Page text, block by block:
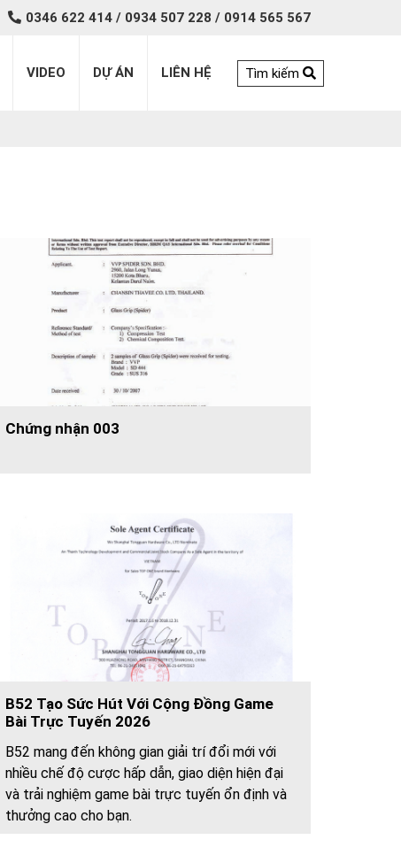
0346 622 414 / 0934 507 228 / 0914 565 567
VIDEO DỰ ÁN LIÊN HỆ Tìm kiếm
Chứng nhận 003
B52 Tạo Sức Hút Với Cộng Đồng Game
Bài Trực Tuyến 2026
B52 mang đến không gian giải trí đổi mới với
nhiều chế độ cược hấp dẫn, giao diện hiện đại
và trải nghiệm game bài trực tuyến ổn định và
thưởng cao cho bạn.